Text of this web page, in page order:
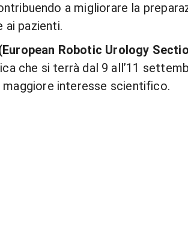
a migliorare la
pazienti.
Robotic Urology
che si terrà dal 9 all’11
interesse scientifico.